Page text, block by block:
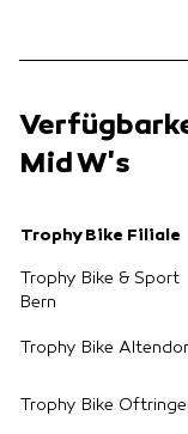
Mid W's
Trophy Bike Filiale
Trophy Bike & Sport
Bern
Trophy Bike
Trophy Bike